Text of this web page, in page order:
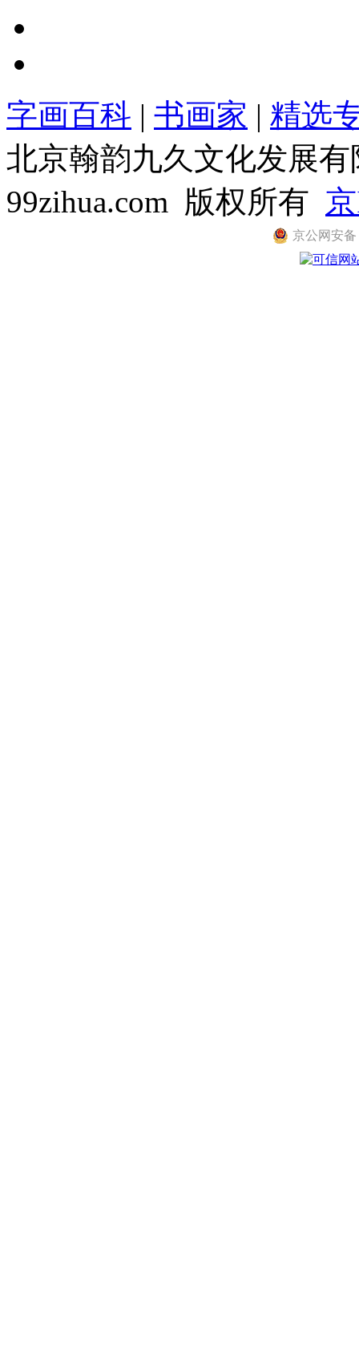
字画百科 | 书画家 | 精选
北京翰韵九久文化发展
99zihua.com 版权所有
京公网安备